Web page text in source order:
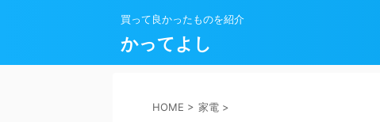
買って良かったものを紹介
かってよし
HOME > 家電 >